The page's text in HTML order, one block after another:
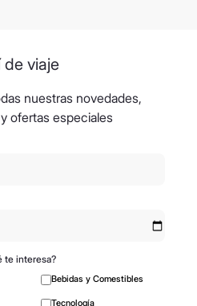
de viaje
nuestras novedades,
ofertas especiales
te interesa?
Bebidas y Comestibles
Tecnología